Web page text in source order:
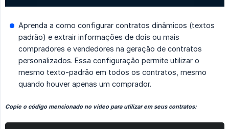
Aprenda a como configurar contratos dinâmicos (textos
padrão) e extrair informações de dois ou mais
compradores e vendedores na geração de contratos
personalizados. Essa configuração permite utilizar o
mesmo texto-padrão em todos os contratos, mesmo
quando houver apenas um comprador.
Copie o código mencionado no vídeo para utilizar em seus contratos: